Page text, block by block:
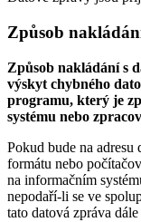
Způsob
Způsob nakládání s
výskyt chybného
programu, který je
systému nebo
Pokud bude na adresu
formátu nebo
na informačním
nepodaří-li se ve
tato datová zpráva